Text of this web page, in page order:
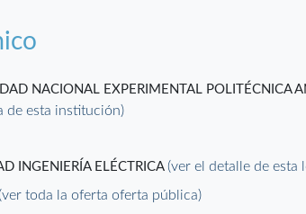
NACIONAL EXPERIMENTAL POLITÉCNICA
de esta institución)
INGENIERÍA ELÉCTRICA(ver el detalle de esta
toda la oferta oferta pública)